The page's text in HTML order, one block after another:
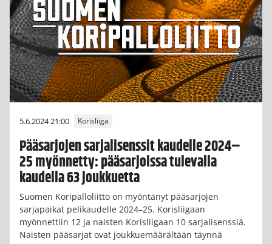
5.6.2024 21:00 Korisliiga
Pääsarjojen sarjalisenssit kaudelle 2024–
25 myönnetty: pääsarjoissa tulevalla
kaudella 63 joukkuetta
Suomen Koripalloliitto on myöntänyt pääsarjojen
sarjapaikat pelikaudelle 2024–25. Korisliigaan
myönnettiin 12 ja naisten Korisliigaan 10 sarjalisenssiä.
Naisten pääsarjat ovat joukkuemäärältään täynnä